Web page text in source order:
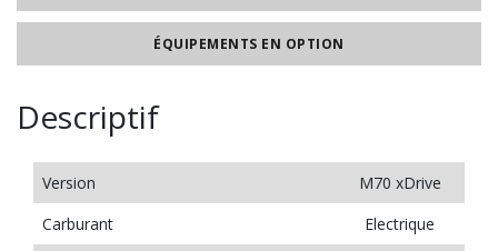
ÉQUIPEMENTS EN OPTION
Descriptif
Version
M70 xDrive
Carburant
Electrique